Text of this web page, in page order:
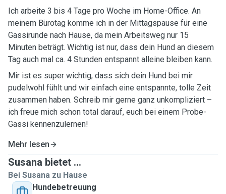
Ich arbeite 3 bis 4 Tage pro Woche im Home-Office. An
meinem Bürotag komme ich in der Mittagspause für eine
Gassirunde nach Hause, da mein Arbeitsweg nur 15
Minuten beträgt. Wichtig ist nur, dass dein Hund an diesem
Tag auch mal ca. 4 Stunden entspannt alleine bleiben kann.
Mir ist es super wichtig, dass sich dein Hund bei mir
pudelwohl fühlt und wir einfach eine entspannte, tolle Zeit
zusammen haben. Schreib mir gerne ganz unkompliziert –
ich freue mich schon total darauf, euch bei einem Probe-
Gassi kennenzulernen!
Mehr lesen
Susana bietet ...
Bei Susana zu Hause
Hundebetreuung